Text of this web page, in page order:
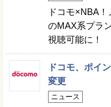
ドコモ×NBA
のMAX系プラ
視聴可能に！
ドコモ、ポイ
変更
ニュース